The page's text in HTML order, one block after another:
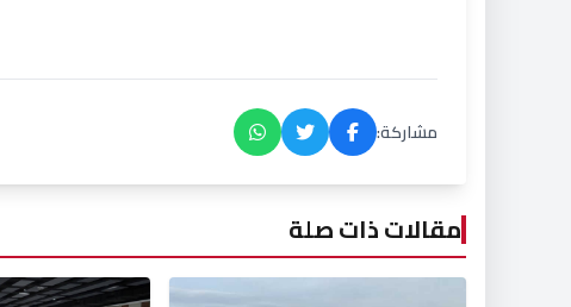
مشاركة:
مقالات ذات صلة